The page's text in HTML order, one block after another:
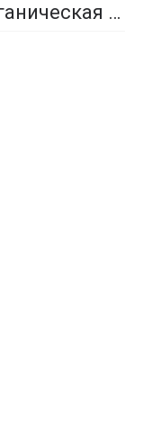
Тренд 2022: веганская органическая косметика.